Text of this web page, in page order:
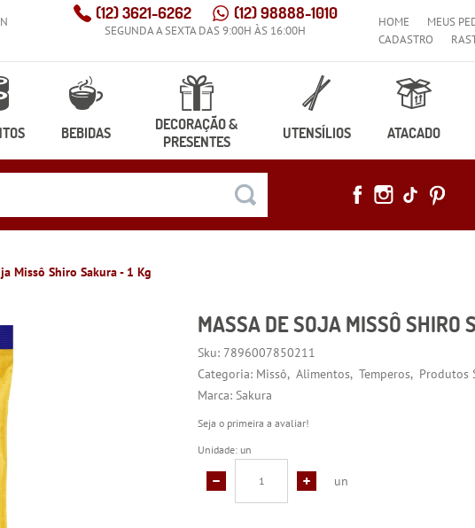
(12)3621-6262 (12)98888-1010
SEGUNDA A SEXTA DAS 9:00H ÀS 16:00H
HOME MEUS
CADASTRO
BEBIDAS
DECORAÇÃO &
PRESENTES
UTENSÍLIOS ATACADO
Missô Shiro Sakura - 1 Kg
MASSA DE SOJA MISSÔ SHIRO
Sku: 7896007850211
Categoria: Missô Alimentos Temperos
Produtos
Marca: Sakura
Seja o primeira a avaliar!
Unidade: un
un